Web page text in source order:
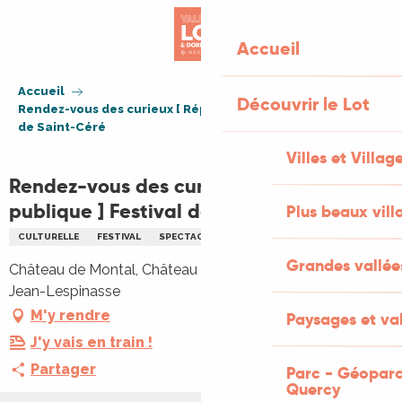
Accueil
Découvrir le Lot
Villes et
Plus beaux
Grandes
Paysages et
Parc -
Quercy
Accueil
Rendez-vous des curieux [ Répétition publique ] Festival
de Saint-Céré
Rendez-vous des curieux [ Répétition
publique ] Festival de Saint-Céré
CULTURELLE FESTIVAL SPECTACLE THÉÂTRE THÉÂTRE
Château de Montal, Château de Montal, 46400 Saint-
Jean-Lespinasse
M'y rendre
J'y vais en train !
Partager